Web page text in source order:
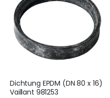
Dichtung EPDM (DN 80 x 16)
Vaillant 981253